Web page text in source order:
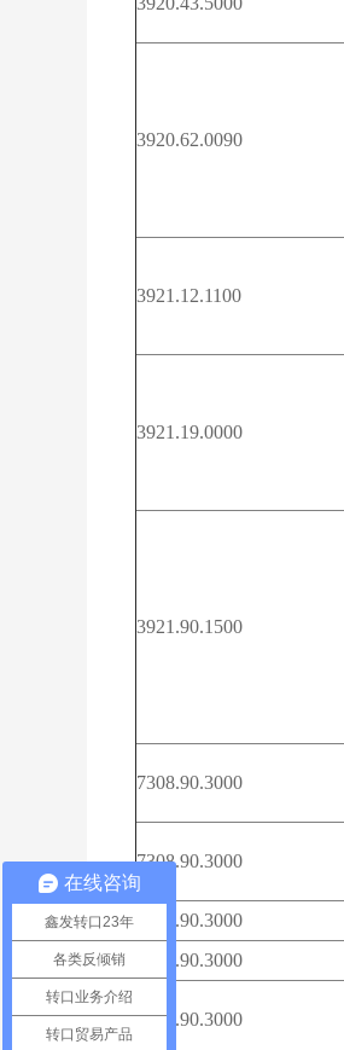
3920.62.0090
3921.12.1100
3921.19.0000
3921.90.1500
7308.90.3000
7308.90.3000
7308.90.3000
7308.90.3000
7308.90.3000
在线咨询
鑫发转口23年
各类反倾销
转口业务介绍
转口贸易产品